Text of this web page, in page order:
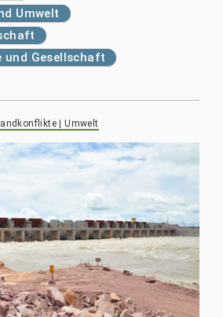
Umwelt
und Gesellschaft
| Umwelt